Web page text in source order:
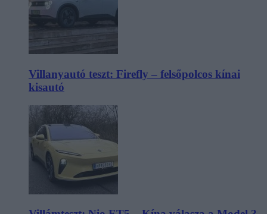
Villanyautó teszt: Firefly – felsőpolcos kínai
kisautó